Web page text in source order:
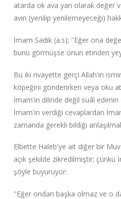
atarda ok ava yan olarak değer
avın (yenilip yenilemeyeceği)
İmam Sadık (a.s); "Eğer ona
bunu görmüşse onun etinden
Bu iki rivayette gerçi Allah'ın
köpeğini gönderirken veya oku
İmam'ın dilinde değil suâl
İmam'ın verdiği cevaplardan
zamanda gerekli bildiği
Elbette Haleb'ye ait diğer bir
açık şekilde zikredilmiştir; çünkü
şöyle buyuruyor:
"Eğer ondan başka olmaz ve o